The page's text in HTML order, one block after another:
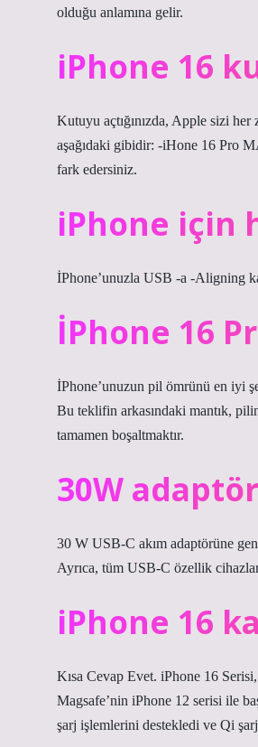
olduğu anlamına gelir.
iPhone 16
Kutuyu açtığınızda, Apple sizi
aşağıdaki gibidir: -iHone 16 Pro
fark edersiniz.
iPhone için
İPhone’unuzla USB -a -Aligning
İPhone 16
İPhone’unuzun pil ömrünü en iyi
Bu teklifin arkasındaki mantık,
tamamen boşaltmaktır.
30W
30 W USB-C akım adaptörüne
Ayrıca, tüm USB-C özellik
iPhone 16
Kısa Cevap Evet. iPhone 16
Magsafe’nin iPhone 12 serisi ile
şarj işlemlerini destekledi ve Qi